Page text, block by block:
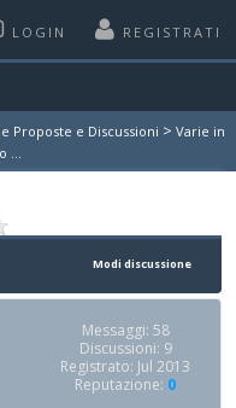
LOGIN REGISTRATI
Proposte e Discussioni > Varie in
...
Modi discussione
Messaggi: 58
Discussioni: 9
Registrato: Jul 2013
Reputazione: 0